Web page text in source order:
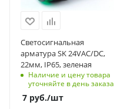
Степень защиты
IP65
заказ
10 недель
Напряжение, V
24
Светосигнальная
арматура SK 24VAC/DC,
22мм, IP65, зеленая
Наличие и цену товара
уточняйте в день заказа
7 руб./шт